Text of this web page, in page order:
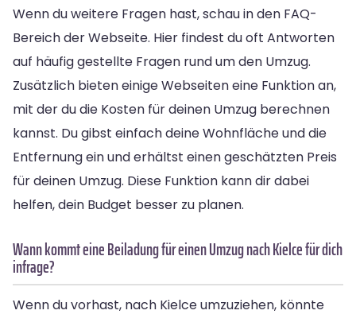
Wenn du weitere Fragen hast, schau in den FAQ-
Bereich der Webseite. Hier findest du oft Antworten
auf häufig gestellte Fragen rund um den Umzug.
Zusätzlich bieten einige Webseiten eine Funktion an,
mit der du die Kosten für deinen Umzug berechnen
kannst. Du gibst einfach deine Wohnfläche und die
Entfernung ein und erhältst einen geschätzten Preis
für deinen Umzug. Diese Funktion kann dir dabei
helfen, dein Budget besser zu planen.
Wann kommt eine Beiladung für einen Umzug nach Kielce für dich
infrage?
Wenn du vorhast, nach Kielce umzuziehen, könnte